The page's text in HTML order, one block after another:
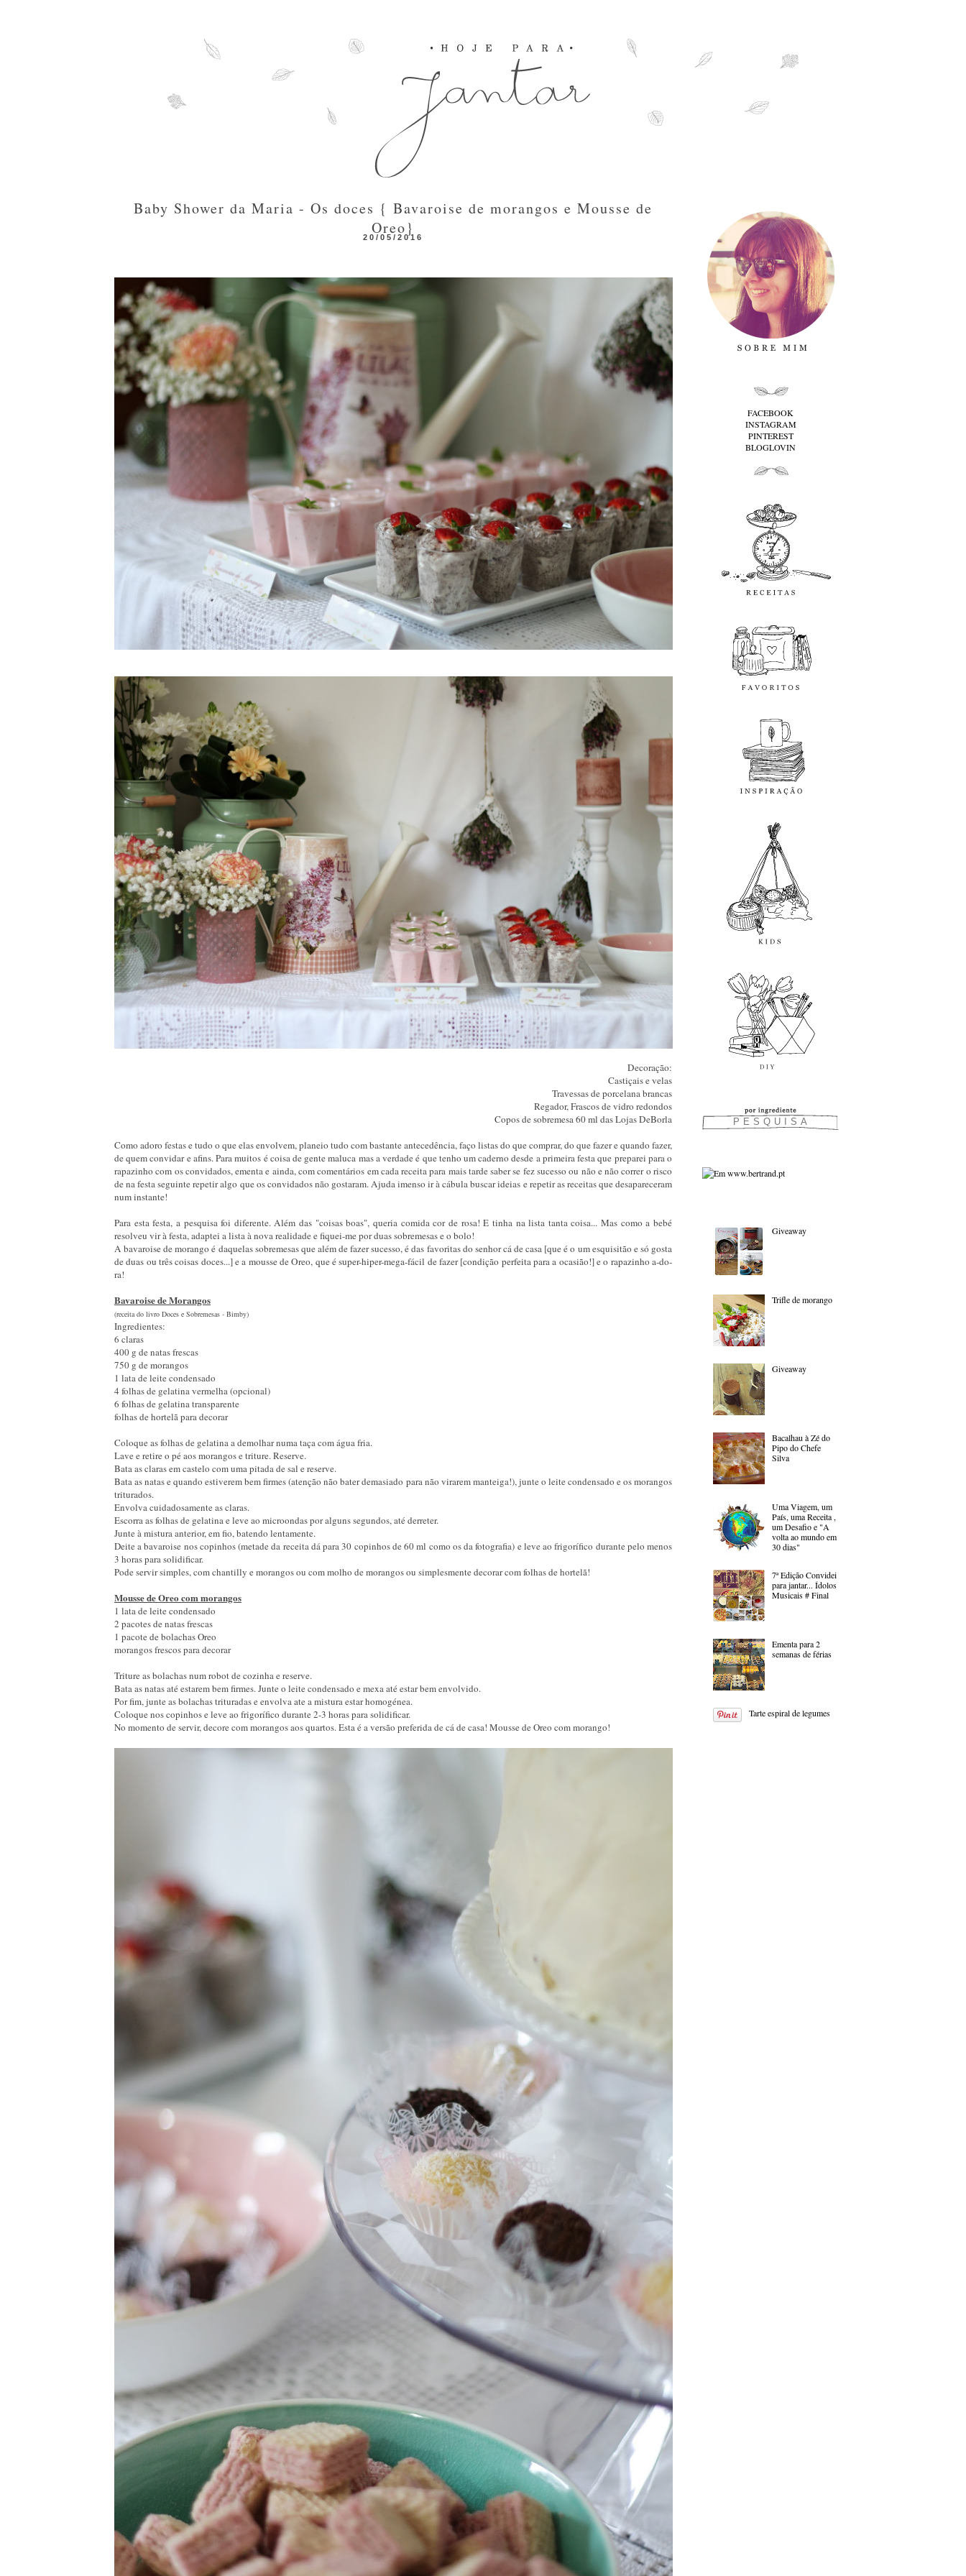
20/05/2016
Baby Shower da Maria - Os doces { Bavaroise de morangos e Mousse de
Oreo}
Decoração:
Castiçais e velas
Travessas de porcelana brancas
Regador, Frascos de vidro redondos
Copos de sobremesa 60 ml das Lojas DeBorla
Como adoro festas e tudo o que elas envolvem, planeio tudo com bastante antecedência, faço listas do que comprar, do que fazer e quando fazer,
de quem convidar e afins. Para muitos é coisa de gente maluca mas a verdade é que tenho um caderno desde a primeira festa que preparei para o
rapazinho com os convidados, ementa e ainda, com comentários em cada receita para mais tarde saber se fez sucesso ou não e não correr o risco
de na festa seguinte repetir algo que os convidados não gostaram. Ajuda imenso ir à cábula buscar ideias e repetir as receitas que desapareceram
num instante!
Para esta festa, a pesquisa foi diferente. Além das "coisas boas", queria comida cor de rosa! E tinha na lista tanta coisa... Mas como a bebé
resolveu vir à festa, adaptei a lista à nova realidade e fiquei-me por duas sobremesas e o bolo!
A bavaroise de morango é daquelas sobremesas que além de fazer sucesso, é das favoritas do senhor cá de casa [que é o um esquisitão e só gosta
de duas ou três coisas doces...] e a mousse de Oreo, que é super-hiper-mega-fácil de fazer [condição perfeita para a ocasião!] e o rapazinho a-do-
ra!
Bavaroise de Morangos
(receita do livro Doces e Sobremesas - Bimby)
Ingredientes:
6 claras
400 g de natas frescas
750 g de morangos
1 lata de leite condensado
4 folhas de gelatina vermelha (opcional)
6 folhas de gelatina transparente
folhas de hortelã para decorar
Coloque as folhas de gelatina a demolhar numa taça com água fria.
Lave e retire o pé aos morangos e triture. Reserve.
Bata as claras em castelo com uma pitada de sal e reserve.
Bata as natas e quando estiverem bem firmes (atenção não bater demasiado para não virarem manteiga!), junte o leite condensado e os morangos
triturados.
Envolva cuidadosamente as claras.
Escorra as folhas de gelatina e leve ao microondas por alguns segundos, até derreter.
Junte à mistura anterior, em fio, batendo lentamente.
Deite a bavaroise nos copinhos (metade da receita dá para 30 copinhos de 60 ml como os da fotografia) e leve ao frigorífico durante pelo menos
3 horas para solidificar.
Pode servir simples, com chantilly e morangos ou com molho de morangos ou simplesmente decorar com folhas de hortelã!
Mousse de Oreo com morangos
1 lata de leite condensado
2 pacotes de natas frescas
1 pacote de bolachas Oreo
morangos frescos para decorar
Triture as bolachas num robot de cozinha e reserve.
Bata as natas até estarem bem firmes. Junte o leite condensado e mexa até estar bem envolvido.
Por fim, junte as bolachas trituradas e envolva ate a mistura estar homogénea.
Coloque nos copinhos e leve ao frigorífico durante 2-3 horas para solidificar.
No momento de servir, decore com morangos aos quartos. Esta é a versão preferida de cá de casa! Mousse de Oreo com morango!
FACEBOOK
INSTAGRAM
PINTEREST
BLOGLOVIN
Giveaway
Trifle de morango
Giveaway
Bacalhau à Zé do
Pipo do Chefe
Silva
Uma Viagem, um
País, uma Receita ,
um Desafio e "A
volta ao mundo em
30 dias"
7ª Edição Convidei
para jantar... Ídolos
Musicais # Final
Ementa para 2
semanas de férias
Tarte espiral de legumes